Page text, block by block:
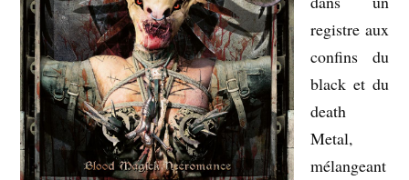
registre aux
confins du
black et du
death
Metal,
mélangeant